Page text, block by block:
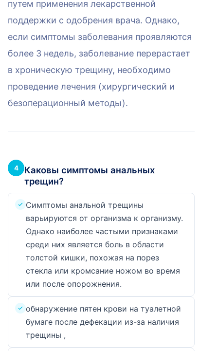
путем применения лекарственной
поддержки с одобрения врача. Однако,
если симптомы заболевания проявляются
более 3 недель, заболевание перерастает
в хроническую трещину, необходимо
проведение лечения (хирургический и
безоперационный методы).
4
Каковы симптомы анальных
трещин?
Симптомы анальной трещины
варьируются от организма к организму.
Однако наиболее частыми признаками
среди них является боль в области
толстой кишки, похожая на порез
стекла или кромсание ножом во время
или после опорожнения.
обнаружение пятен крови на туалетной
бумаге после дефекации из-за наличия
трещины ,